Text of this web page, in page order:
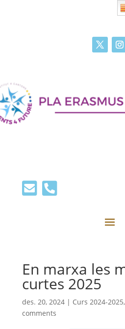
 
En marxa les
curtes 2025
des. 20, 2024| Curs 2024-2025,
comments